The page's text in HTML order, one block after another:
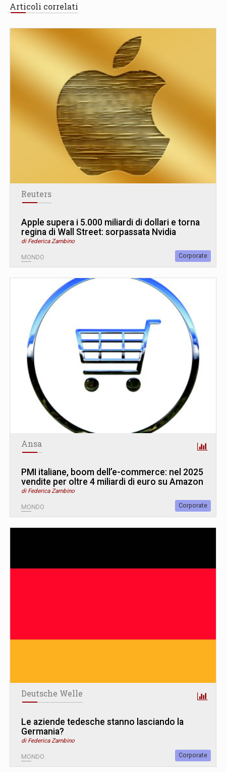
Articoli correlati
Reuters
Apple supera i 5.000 miliardi di dollari e torna
regina di Wall Street: sorpassata Nvidia
di Federica Zambino
MONDO Corporate
Ansa
PMI italiane, boom dell’e-commerce: nel 2025
vendite per oltre 4 miliardi di euro su Amazon
di Federica Zambino
MONDO Corporate
Deutsche Welle
Le aziende tedesche stanno lasciando la
Germania?
di Federica Zambino
MONDO Corporate